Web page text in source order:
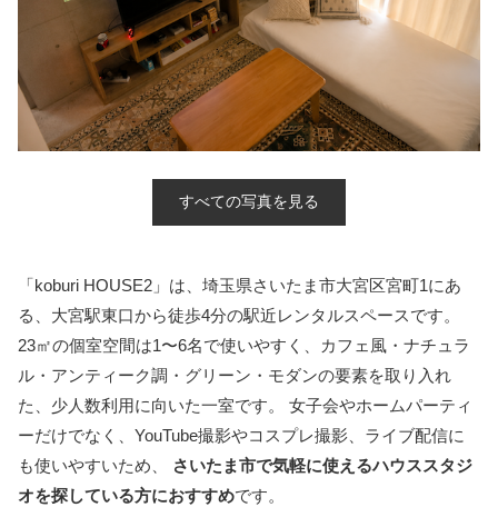
すべての写真を見る
「koburi HOUSE2」は、埼玉県さいたま市大宮区宮町1にあ
る、大宮駅東口から徒歩4分の駅近レンタルスペースです。
23㎡の個室空間は1〜6名で使いやすく、カフェ風・ナチュラ
ル・アンティーク調・グリーン・モダンの要素を取り入れ
た、少人数利用に向いた一室です。 女子会やホームパーティ
ーだけでなく、YouTube撮影やコスプレ撮影、ライブ配信に
も使いやすいため、
さいたま市で気軽に使えるハウススタジ
オを探している方におすすめです。